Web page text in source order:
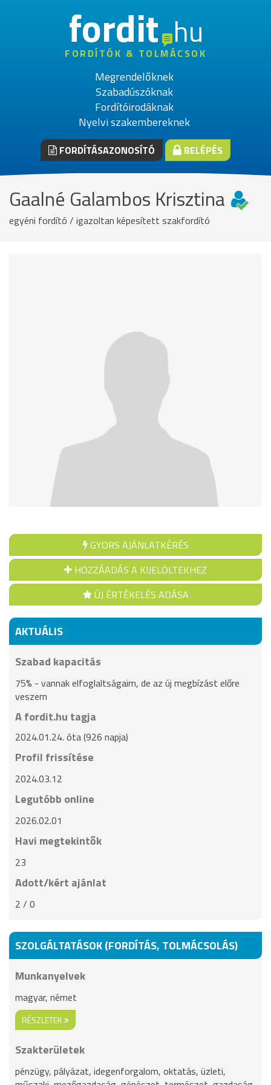
fordithu
FORDÍTÓK & TOLMÁCSOK
Megrendelőknek
Szabadúszóknak
Fordítóirodáknak
Nyelvi szakembereknek
FORDÍTÁSAZONOSÍTÓ BELÉPÉS
Gaalné Galambos Krisztina
egyéni fordító / igazoltan képesített szakfordító
GYORS AJÁNLATKÉRÉS
HOZZÁADÁS A KIJELÖLTEKHEZ
ÚJ ÉRTÉKELÉS ADÁSA
AKTUÁLIS
Szabad kapacitás
75% - vannak elfoglaltságaim, de az új megbízást előre
veszem
A fordit.hu tagja
2024.01.24. óta (926 napja)
Profil frissítése
2024.03.12
Legutóbb online
2026.02.01
Havi megtekintők
23
Adott/kért ajánlat
2 / 0
SZOLGÁLTATÁSOK (FORDÍTÁS, TOLMÁCSOLÁS)
Munkanyelvek
magyar, német
RÉSZLETEK
Szakterületek
pénzügy, pályázat, idegenforgalom, oktatás, üzleti,